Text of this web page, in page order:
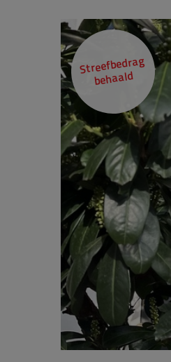
Streefbedrag
behaald